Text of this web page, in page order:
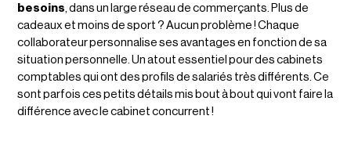
besoins, dans un large réseau de commerçants. Plus de
cadeaux et moins de sport ? Aucun problème ! Chaque
collaborateur personnalise ses avantages en fonction de sa
situation personnelle. Un atout essentiel pour des cabinets
comptables qui ont des profils de salariés très différents. Ce
sont parfois ces petits détails mis bout à bout qui vont faire la
différence avec le cabinet concurrent !